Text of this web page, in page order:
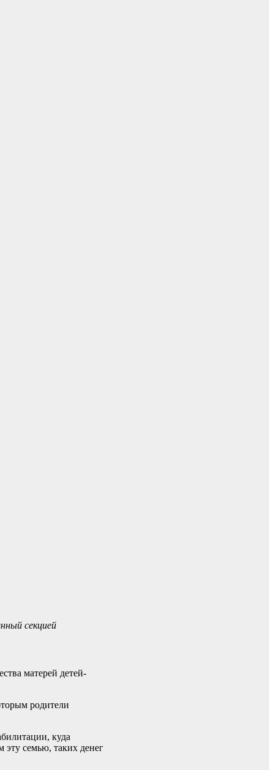
секцией
матерей детей-
родители
куда
семью, таких денег